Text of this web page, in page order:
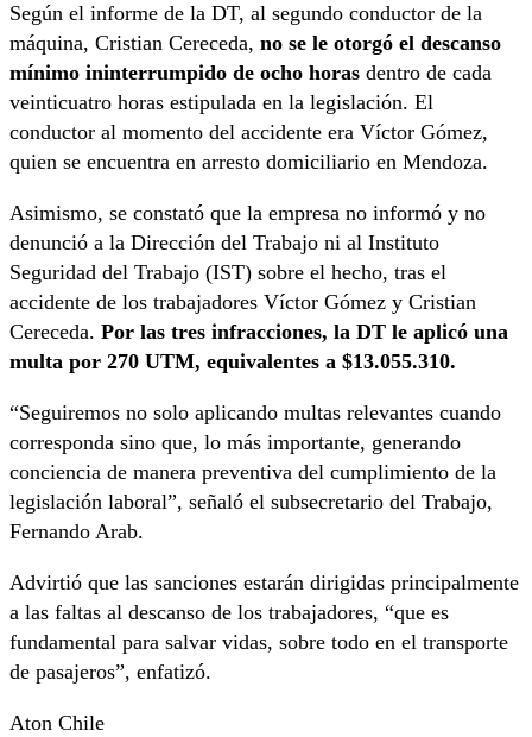
Según el informe de la DT, al segundo conductor de la
máquina, Cristian Cereceda, no se le otorgó el descanso
mínimo ininterrumpido de ocho horas dentro de cada
veinticuatro horas estipulada en la legislación. El
conductor al momento del accidente era Víctor Gómez,
quien se encuentra en arresto domiciliario en Mendoza.
Asimismo, se constató que la empresa no informó y no
denunció a la Dirección del Trabajo ni al Instituto
Seguridad del Trabajo (IST) sobre el hecho, tras el
accidente de los trabajadores Víctor Gómez y Cristian
Cereceda. Por las tres infracciones, la DT le aplicó una
multa por 270 UTM, equivalentes a $13.055.310.
“Seguiremos no solo aplicando multas relevantes cuando
corresponda sino que, lo más importante, generando
conciencia de manera preventiva del cumplimiento de la
legislación laboral”, señaló el subsecretario del Trabajo,
Fernando Arab.
Advirtió que las sanciones estarán dirigidas principalmente
a las faltas al descanso de los trabajadores, “que es
fundamental para salvar vidas, sobre todo en el transporte
de pasajeros”, enfatizó.
Aton Chile